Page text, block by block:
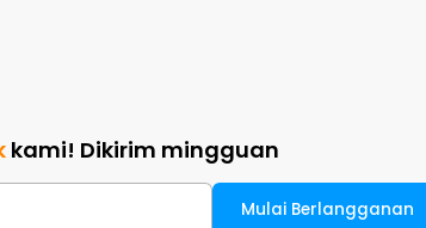
kami! Dikirim mingguan
Mulai Berlangganan